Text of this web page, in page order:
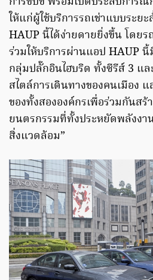
ให้แก่ผู้ใช้บริการรถเช่าแบบระ
HAUP นี้ได้ง่ายดายยิ่งขึ้น โดย
ร่วมให้บริการผ่านแอป HAUP
กลุ่มปลั๊กอินไฮบริด ทั้งซีรีส์ 3 แ
สไตล์การเดินทางของคนเมือง
ของทั้งสององค์กรเพื่อร่วมกันส
ยนตรกรรมที่ทั้งประหยัดพลังงา
สิ่งแวดล้อม”